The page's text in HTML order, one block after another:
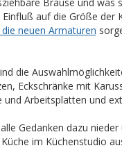
auf die Größe der
neuen Armaturen
die
Eckschränke mit
und Arbeitsplatten und
Gedanken dazu
im Küchenstudio